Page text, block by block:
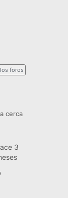
cerca
3